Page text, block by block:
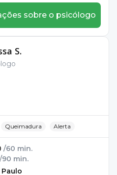
sobre o psicólogo
S.
Queimadura Alerta
/60 min.
/90 min.
Paulo